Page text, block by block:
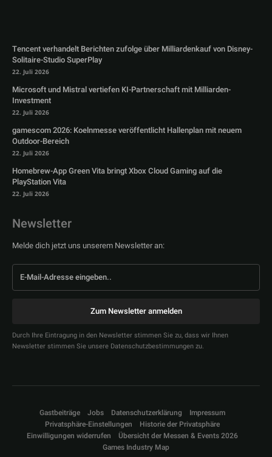
Tencent verhandelt Berichten zufolge über Milliardenkauf von Disney-
Solitaire-Studio SuperPlay
22. Juli 2026
Microsoft und Mistral vertiefen KI-Partnerschaft mit Milliarden-
Investment
22. Juli 2026
gamescom 2026: Koelnmesse veröffentlicht Hallenplan mit neuem
Outdoor-Bereich
22. Juli 2026
Homebrew-App Green Vita bringt Xbox Cloud Gaming auf die
PlayStation Vita
22. Juli 2026
Newsletter
Melde dich jetzt uns unserem Newsletter an:
Zum Newsletter anmelden
Durch Ihre Eintragung in den Newsletter stimmen Sie zu, dass wir Ihnen
Newsletter stimmen Sie unsere Datenschutzbestimmungen zu.
Gastbeiträge Jobs Datenschutzerklärung
Impressum
Privatsphäre-Einstellungen
Historie der Privatsphäre
Einwilligungen widerrufen
Übersicht der Messen & Events 2026
Games Industry Map